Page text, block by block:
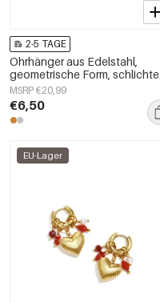
2-5 TAGE
Ohrhänger aus Edelstahl,
geometrische Form, schlichte
Alltags-Serie, Damenschmuck
MSRP €20,99
€6,50
EU-Lager